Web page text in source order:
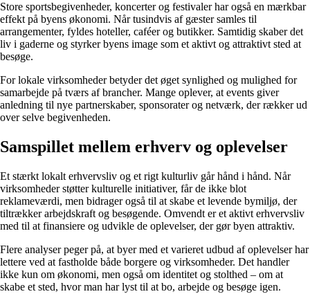
Store sportsbegivenheder, koncerter og festivaler har også en mærkbar
effekt på byens økonomi. Når tusindvis af gæster samles til
arrangementer, fyldes hoteller, caféer og butikker. Samtidig skaber det
liv i gaderne og styrker byens image som et aktivt og attraktivt sted at
besøge.
For lokale virksomheder betyder det øget synlighed og mulighed for
samarbejde på tværs af brancher. Mange oplever, at events giver
anledning til nye partnerskaber, sponsorater og netværk, der rækker ud
over selve begivenheden.
Samspillet mellem erhverv og oplevelser
Et stærkt lokalt erhvervsliv og et rigt kulturliv går hånd i hånd. Når
virksomheder støtter kulturelle initiativer, får de ikke blot
reklameværdi, men bidrager også til at skabe et levende bymiljø, der
tiltrækker arbejdskraft og besøgende. Omvendt er et aktivt erhvervsliv
med til at finansiere og udvikle de oplevelser, der gør byen attraktiv.
Flere analyser peger på, at byer med et varieret udbud af oplevelser har
lettere ved at fastholde både borgere og virksomheder. Det handler
ikke kun om økonomi, men også om identitet og stolthed – om at
skabe et sted, hvor man har lyst til at bo, arbejde og besøge igen.